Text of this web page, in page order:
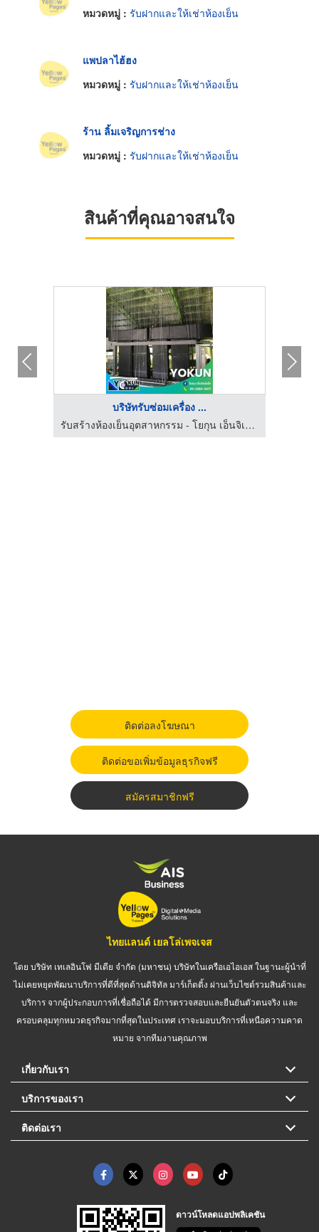
หมวดหมู่ : รับฝากและให้เช่าห้องเย็น
แพปลาไฮ้ฮง
หมวดหมู่ : รับฝากและให้เช่าห้องเย็น
ร้าน ลิ้มเจริญการช่าง
หมวดหมู่ : รับฝากและให้เช่าห้องเย็น
สินค้าที่คุณอาจสนใจ
บริษัทรับซ่อมเครื่อง ...
รับสร้างห้องเย็นอุตสาหกรรม - โยกุน เอ็นจิเนียริ่ง
ติดต่อลงโฆษณา
ติดต่อขอเพิ่มข้อมูลธุรกิจฟรี
สมัครสมาชิกฟรี
ไทยแลนด์ เยลโล่เพจเจส
โดย บริษัท เทเลอินโฟ มีเดีย จำกัด (มหาชน) บริษัทในเครือเอไอเอส ในฐานะผู้นำที่
ไม่เคยหยุดพัฒนาบริการที่ดีที่สุดด้านดิจิทัล มาร์เก็ตติ้ง ผ่านเว็บไซต์รวมสินค้าและ
บริการ จากผู้ประกอบการที่เชื่อถือได้ มีการตรวจสอบและยืนยันตัวตนจริง และ
ครอบคลุมทุกหมวดธุรกิจมากที่สุดในประเทศ เราจะมอบบริการที่เหนือความคาด
หมาย จากทีมงานคุณภาพ
เกี่ยวกับเรา
บริการของเรา
ติดต่อเรา
ดาวน์โหลดแอปพลิเคชัน